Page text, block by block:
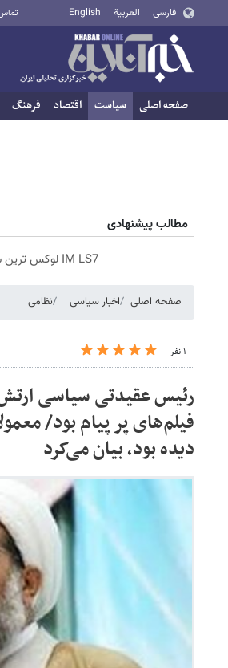
فارسی العربية English
صفحه اصلی سیاست اقتصاد فرهنگ
مطالب پیشنهادی
IM LS7 لوکس ترین شاسی بلند برقی ایران
صفحه اصلی اخبار سیاسی نظامی
۱ نفر
رئیس عقیدتی سیاسی
فیلم‌های پر پیام بود/
دیده بود، بیان می‌کرد